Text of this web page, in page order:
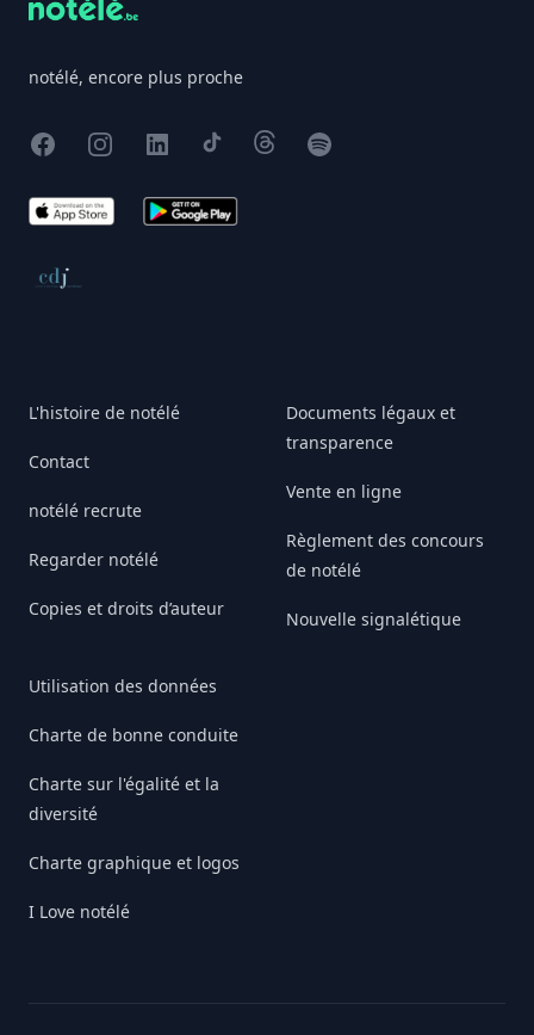
notélé, encore plus proche
FacebookInstagram
X TikTokThreadsSpotify
App Store Google Play
Conseil de déontologie journalistique
L'histoire de notélé
Contact
notélé recrute
Regarder notélé
Copies et droits d’auteur
Utilisation des données
Charte de bonne conduite
Charte sur l'égalité et la
diversité
Charte graphique et logos
I Love notélé
Documents légaux et
transparence
Vente en ligne
Règlement des concours
de notélé
Nouvelle signalétique